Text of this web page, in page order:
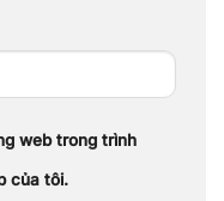
web trong trình
của tôi.